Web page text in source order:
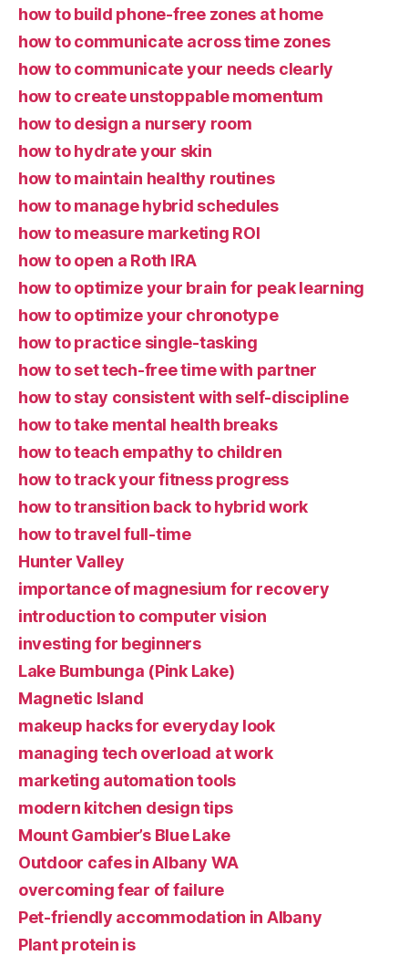
how to build phone-free zones at home
how to communicate across time zones
how to communicate your needs clearly
how to create unstoppable momentum
how to design a nursery room
how to hydrate your skin
how to maintain healthy routines
how to manage hybrid schedules
how to measure marketing ROI
how to open a Roth IRA
how to optimize your brain for peak learning
how to optimize your chronotype
how to practice single-tasking
how to set tech-free time with partner
how to stay consistent with self-discipline
how to take mental health breaks
how to teach empathy to children
how to track your fitness progress
how to transition back to hybrid work
how to travel full-time
Hunter Valley
importance of magnesium for recovery
introduction to computer vision
investing for beginners
Lake Bumbunga (Pink Lake)
Magnetic Island
makeup hacks for everyday look
managing tech overload at work
marketing automation tools
modern kitchen design tips
Mount Gambier’s Blue Lake
Outdoor cafes in Albany WA
overcoming fear of failure
Pet-friendly accommodation in Albany
Plant protein is